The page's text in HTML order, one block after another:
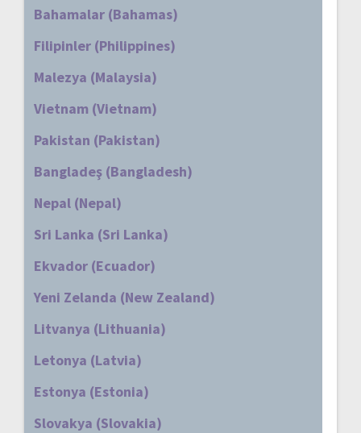
Bahamalar (Bahamas)
Filipinler (Philippines)
Malezya (Malaysia)
Vietnam (Vietnam)
Pakistan (Pakistan)
Bangladeş (Bangladesh)
Nepal (Nepal)
Sri Lanka (Sri Lanka)
Ekvador (Ecuador)
Yeni Zelanda (New Zealand)
Litvanya (Lithuania)
Letonya (Latvia)
Estonya (Estonia)
Slovakya (Slovakia)